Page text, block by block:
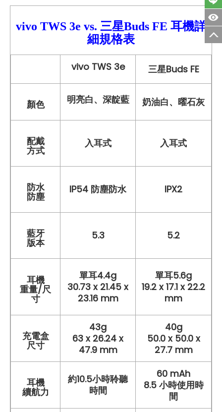
vivo TWS 3e vs. 三星Buds FE 耳機詳
細規格表
vivo TWS 3e 三星Buds FE
顏色 明亮白、深靛藍 奶油白、曜石灰
配戴
方式
入耳式 入耳式
防水
防塵
IP54 防塵防水 IPX2
藍牙
版本
5.3 5.2
耳機
重量/尺
寸
單耳4.4g
30.73 x 21.45 x
23.16 mm
單耳5.6g
19.2 x 17.1 x 22.2
mm
充電盒
尺寸
43g
63 x 26.24 x
47.9 mm
40g
50.0 x 50.0 x
27.7 mm
耳機
續航力
約10.5小時聆聽
時間
60 mAh
8.5 小時使用時
間